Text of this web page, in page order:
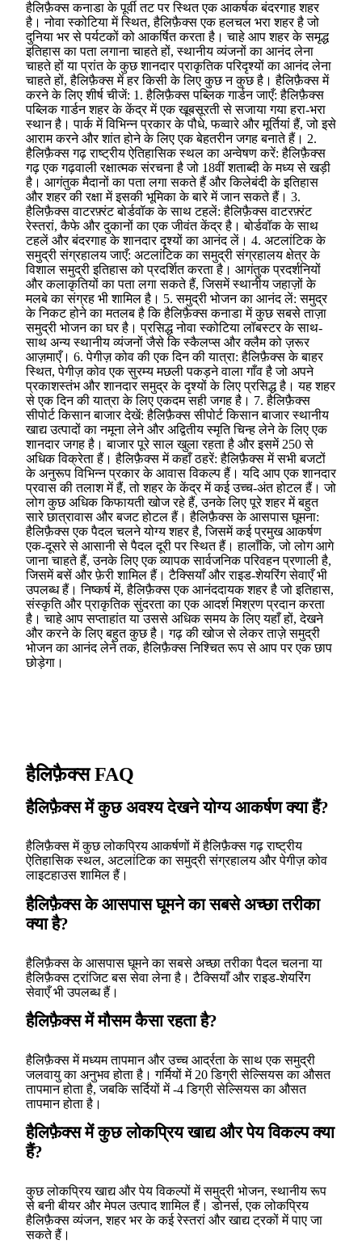
हैलिफ़ैक्स कनाडा के पूर्वी तट पर स्थित एक आकर्षक बंदरगाह शहर
है। नोवा स्कोटिया में स्थित, हैलिफ़ैक्स एक हलचल भरा शहर है जो
दुनिया भर से पर्यटकों को आकर्षित करता है। चाहे आप शहर के समृद्ध
इतिहास का पता लगाना चाहते हों, स्थानीय व्यंजनों का आनंद लेना
चाहते हों या प्रांत के कुछ शानदार प्राकृतिक परिदृश्यों का आनंद लेना
चाहते हों, हैलिफ़ैक्स में हर किसी के लिए कुछ न कुछ है। हैलिफ़ैक्स में
करने के लिए शीर्ष चीजें: 1. हैलिफ़ैक्स पब्लिक गार्डन जाएँ: हैलिफ़ैक्स
पब्लिक गार्डन शहर के केंद्र में एक खूबसूरती से सजाया गया हरा-भरा
स्थान है। पार्क में विभिन्न प्रकार के पौधे, फव्वारे और मूर्तियां हैं, जो इसे
आराम करने और शांत होने के लिए एक बेहतरीन जगह बनाते हैं। 2.
हैलिफ़ैक्स गढ़ राष्ट्रीय ऐतिहासिक स्थल का अन्वेषण करें: हैलिफ़ैक्स
गढ़ एक गढ़वाली रक्षात्मक संरचना है जो 18वीं शताब्दी के मध्य से खड़ी
है। आगंतुक मैदानों का पता लगा सकते हैं और किलेबंदी के इतिहास
और शहर की रक्षा में इसकी भूमिका के बारे में जान सकते हैं। 3.
हैलिफ़ैक्स वाटरफ़्रंट बोर्डवॉक के साथ टहलें: हैलिफ़ैक्स वाटरफ़्रंट
रेस्तरां, कैफे और दुकानों का एक जीवंत केंद्र है। बोर्डवॉक के साथ
टहलें और बंदरगाह के शानदार दृश्यों का आनंद लें। 4. अटलांटिक के
समुद्री संग्रहालय जाएँ: अटलांटिक का समुद्री संग्रहालय क्षेत्र के
विशाल समुद्री इतिहास को प्रदर्शित करता है। आगंतुक प्रदर्शनियों
और कलाकृतियों का पता लगा सकते हैं, जिसमें स्थानीय जहाज़ों के
मलबे का संग्रह भी शामिल है। 5. समुद्री भोजन का आनंद लें: समुद्र
के निकट होने का मतलब है कि हैलिफ़ैक्स कनाडा में कुछ सबसे ताज़ा
समुद्री भोजन का घर है। प्रसिद्ध नोवा स्कोटिया लॉबस्टर के साथ-
साथ अन्य स्थानीय व्यंजनों जैसे कि स्कैलप्स और क्लैम को ज़रूर
आज़माएँ। 6. पेगीज़ कोव की एक दिन की यात्रा: हैलिफ़ैक्स के बाहर
स्थित, पेगीज़ कोव एक सुरम्य मछली पकड़ने वाला गाँव है जो अपने
प्रकाशस्तंभ और शानदार समुद्र के दृश्यों के लिए प्रसिद्ध है। यह शहर
से एक दिन की यात्रा के लिए एकदम सही जगह है। 7. हैलिफ़ैक्स
सीपोर्ट किसान बाजार देखें: हैलिफ़ैक्स सीपोर्ट किसान बाजार स्थानीय
खाद्य उत्पादों का नमूना लेने और अद्वितीय स्मृति चिन्ह लेने के लिए एक
शानदार जगह है। बाजार पूरे साल खुला रहता है और इसमें 250 से
अधिक विक्रेता हैं। हैलिफ़ैक्स में कहाँ ठहरें: हैलिफ़ैक्स में सभी बजटों
के अनुरूप विभिन्न प्रकार के आवास विकल्प हैं। यदि आप एक शानदार
प्रवास की तलाश में हैं, तो शहर के केंद्र में कई उच्च-अंत होटल हैं। जो
लोग कुछ अधिक किफायती खोज रहे हैं, उनके लिए पूरे शहर में बहुत
सारे छात्रावास और बजट होटल हैं। हैलिफ़ैक्स के आसपास घूमना:
हैलिफ़ैक्स एक पैदल चलने योग्य शहर है, जिसमें कई प्रमुख आकर्षण
एक-दूसरे से आसानी से पैदल दूरी पर स्थित हैं। हालाँकि, जो लोग आगे
जाना चाहते हैं, उनके लिए एक व्यापक सार्वजनिक परिवहन प्रणाली है,
जिसमें बसें और फ़ेरी शामिल हैं। टैक्सियाँ और राइड-शेयरिंग सेवाएँ भी
उपलब्ध हैं। निष्कर्ष में, हैलिफ़ैक्स एक आनंददायक शहर है जो इतिहास,
संस्कृति और प्राकृतिक सुंदरता का एक आदर्श मिश्रण प्रदान करता
है। चाहे आप सप्ताहांत या उससे अधिक समय के लिए यहाँ हों, देखने
और करने के लिए बहुत कुछ है। गढ़ की खोज से लेकर ताज़े समुद्री
भोजन का आनंद लेने तक, हैलिफ़ैक्स निश्चित रूप से आप पर एक छाप
छोड़ेगा।
हैलिफ़ैक्स FAQ
हैलिफ़ैक्स में कुछ अवश्य देखने योग्य आकर्षण क्या हैं?
हैलिफ़ैक्स में कुछ लोकप्रिय आकर्षणों में हैलिफ़ैक्स गढ़ राष्ट्रीय
ऐतिहासिक स्थल, अटलांटिक का समुद्री संग्रहालय और पेगीज़ कोव
लाइटहाउस शामिल हैं।
हैलिफ़ैक्स के आसपास घूमने का सबसे अच्छा तरीका
क्या है?
हैलिफ़ैक्स के आसपास घूमने का सबसे अच्छा तरीका पैदल चलना या
हैलिफ़ैक्स ट्रांजिट बस सेवा लेना है। टैक्सियाँ और राइड-शेयरिंग
सेवाएँ भी उपलब्ध हैं।
हैलिफ़ैक्स में मौसम कैसा रहता है?
हैलिफ़ैक्स में मध्यम तापमान और उच्च आर्द्रता के साथ एक समुद्री
जलवायु का अनुभव होता है। गर्मियों में 20 डिग्री सेल्सियस का औसत
तापमान होता है, जबकि सर्दियों में -4 डिग्री सेल्सियस का औसत
तापमान होता है।
हैलिफ़ैक्स में कुछ लोकप्रिय खाद्य और पेय विकल्प क्या
हैं?
कुछ लोकप्रिय खाद्य और पेय विकल्पों में समुद्री भोजन, स्थानीय रूप
से बनी बीयर और मेपल उत्पाद शामिल हैं। डोनर्स, एक लोकप्रिय
हैलिफ़ैक्स व्यंजन, शहर भर के कई रेस्तरां और खाद्य ट्रकों में पाए जा
सकते हैं।